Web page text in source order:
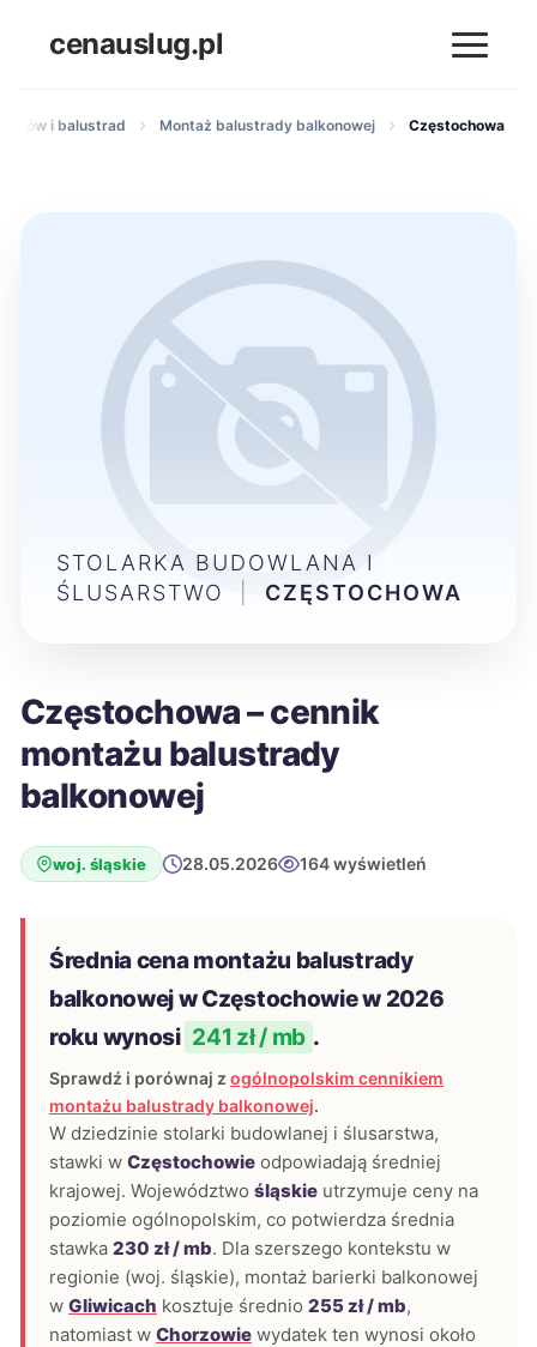
cenauslug.pl
i balustrad Montaż balustrady balkonowej Częstochowa
Częstochowa – cennik
montażu balustrady
balkonowej
woj. śląskie 28.05.2026 164 wyświetleń
Średnia cena montażu balustrady
balkonowej w Częstochowie w 2026
roku wynosi 241 zł / mb .
Sprawdź i porównaj z ogólnopolskim cennikiem
montażu balustrady balkonowej.
W dziedzinie stolarki budowlanej i ślusarstwa,
stawki w Częstochowie odpowiadają średniej
krajowej. Województwo śląskie utrzymuje ceny na
poziomie ogólnopolskim, co potwierdza średnia
stawka 230 zł / mb. Dla szerszego kontekstu w
regionie (woj. śląskie), montaż barierki balkonowej
w Gliwicach kosztuje średnio 255 zł / mb,
natomiast w Chorzowie wydatek ten wynosi około
STOLARKA BUDOWLANA I
ŚLUSARSTWO
CZĘSTOCHOWA